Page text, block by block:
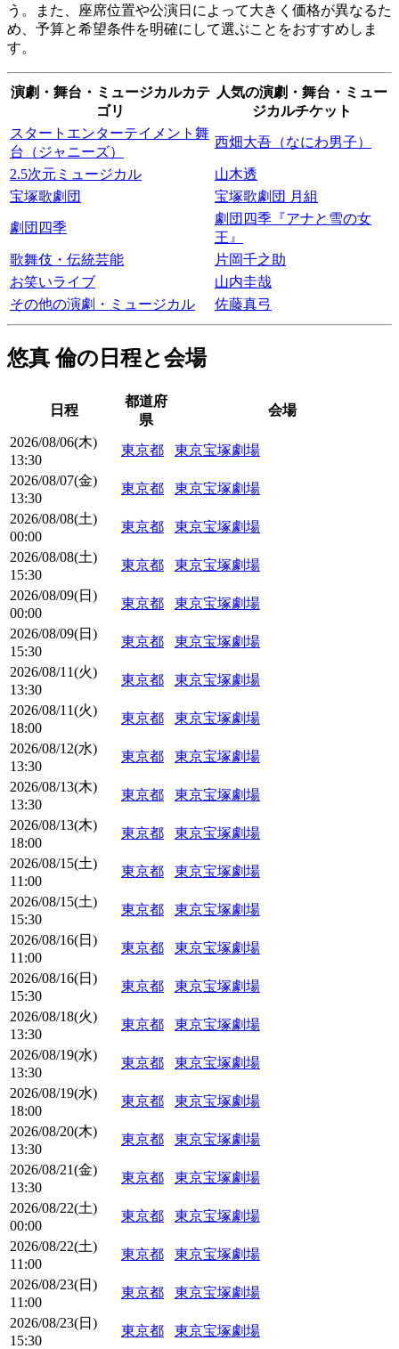
う。また、座席位置や公演日によって大きく価格が異なるた
め、予算と希望条件を明確にして選ぶことをおすすめしま
す。
演劇・舞台・ミュージカルカテ
ゴリ
人気の演劇・舞台・ミュー
ジカルチケット
スタートエンターテイメント舞
台（ジャニーズ）
西畑大吾（なにわ男子）
2.5次元ミュージカル
山木透
宝塚歌劇団
宝塚歌劇団 月組
劇団四季
劇団四季『アナと雪の女
王』
歌舞伎・伝統芸能
片岡千之助
お笑いライブ
山内圭哉
その他の演劇・ミュージカル
佐藤真弓
悠真 倫の日程と会場
日程
都道府
県
会場
2026/08/06(木)
13:30
東京都
東京宝塚劇場
2026/08/07(金)
13:30
東京都
東京宝塚劇場
2026/08/08(土)
00:00
東京都
東京宝塚劇場
2026/08/08(土)
15:30
東京都
東京宝塚劇場
2026/08/09(日)
00:00
東京都
東京宝塚劇場
2026/08/09(日)
15:30
東京都
東京宝塚劇場
2026/08/11(火)
13:30
東京都
東京宝塚劇場
2026/08/11(火)
18:00
東京都
東京宝塚劇場
2026/08/12(水)
13:30
東京都
東京宝塚劇場
2026/08/13(木)
13:30
東京都
東京宝塚劇場
2026/08/13(木)
18:00
東京都
東京宝塚劇場
2026/08/15(土)
11:00
東京都
東京宝塚劇場
2026/08/15(土)
15:30
東京都
東京宝塚劇場
2026/08/16(日)
11:00
東京都
東京宝塚劇場
2026/08/16(日)
15:30
東京都
東京宝塚劇場
2026/08/18(火)
13:30
東京都
東京宝塚劇場
2026/08/19(水)
13:30
東京都
東京宝塚劇場
2026/08/19(水)
18:00
東京都
東京宝塚劇場
2026/08/20(木)
13:30
東京都
東京宝塚劇場
2026/08/21(金)
13:30
東京都
東京宝塚劇場
2026/08/22(土)
00:00
東京都
東京宝塚劇場
2026/08/22(土)
11:00
東京都
東京宝塚劇場
2026/08/23(日)
11:00
東京都
東京宝塚劇場
2026/08/23(日)
15:30
東京都
東京宝塚劇場